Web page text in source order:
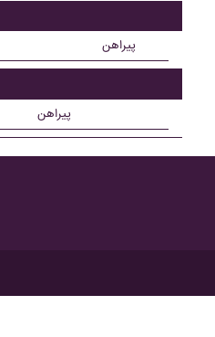
پیراهن
پیراهن